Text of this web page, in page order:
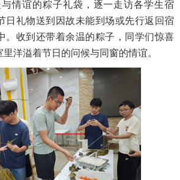
情谊的粽子礼袋，逐一走访各学生宿
日礼物送到因故未能到场或先行返回宿
。收到还带着余温的粽子，同学们惊喜
洋溢着节日的问候与同窗的情谊。